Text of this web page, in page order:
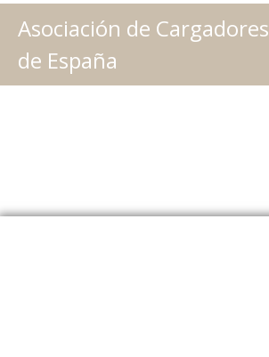
Saltar
al
Asociación de Cargadores
de España